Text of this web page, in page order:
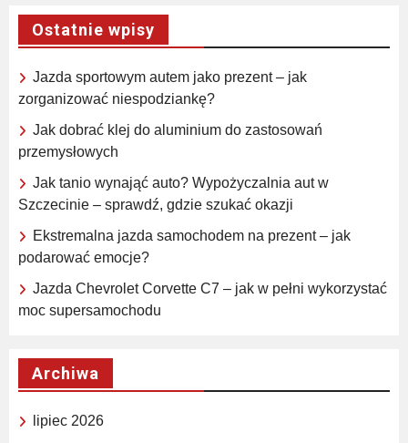
Ostatnie wpisy
Jazda sportowym autem jako prezent – jak
zorganizować niespodziankę?
Jak dobrać klej do aluminium do zastosowań
przemysłowych
Jak tanio wynająć auto? Wypożyczalnia aut w
Szczecinie – sprawdź, gdzie szukać okazji
Ekstremalna jazda samochodem na prezent – jak
podarować emocje?
Jazda Chevrolet Corvette C7 – jak w pełni wykorzystać
moc supersamochodu
Archiwa
lipiec 2026